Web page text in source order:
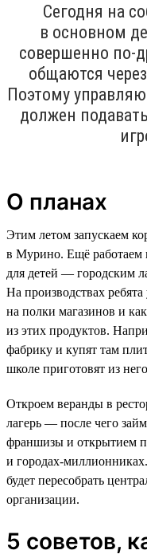
Сегодня на
в основном
совершенно по-
общаются
Поэтому
должен
О планах
Этим летом запускаем
в Мурино. Ещё работаем
для детей — городским
На производствах
на полки магазинов и
из этих продуктов.
фабрику и купят там
школе приготовят из
Откроем веранды в
лагерь — после чего
франшизы и открытием
и городах-
будет пересобрать
организации.
5 советов,